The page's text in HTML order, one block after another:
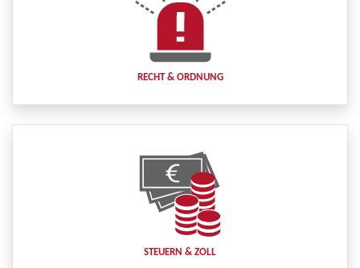
RECHT & ORDNUNG
STEUERN & ZOLL